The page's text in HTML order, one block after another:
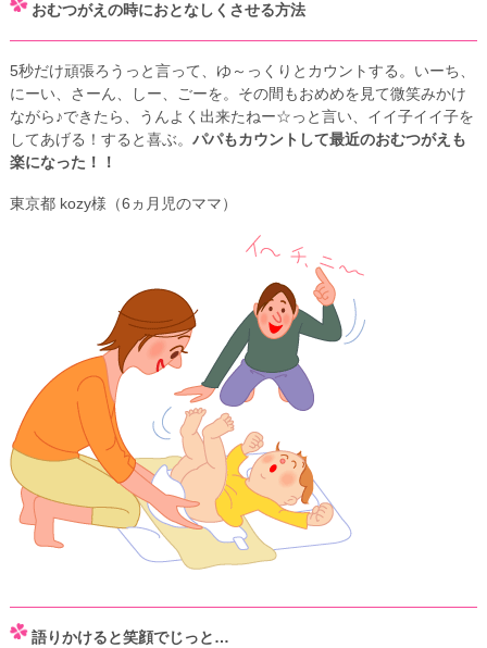
おむつがえの時におとなしくさせる方法
5秒だけ頑張ろうっと言って、ゆ～っくりとカウントする。いーち、
にーい、さーん、しー、ごーを。その間もおめめを見て微笑みかけ
ながら♪できたら、うんよく出来たねー☆っと言い、イイ子イイ子を
してあげる！すると喜ぶ。 パパもカウントして最近のおむつがえも
楽になった！！
東京都 kozy様（6ヵ月児のママ）
語りかけると笑顔でじっと…